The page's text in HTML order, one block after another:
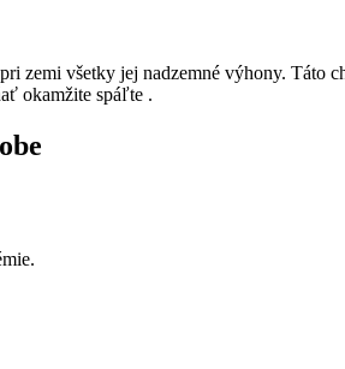
zemi všetky jej nadzemné výhony. Táto
okamžite spáľte .